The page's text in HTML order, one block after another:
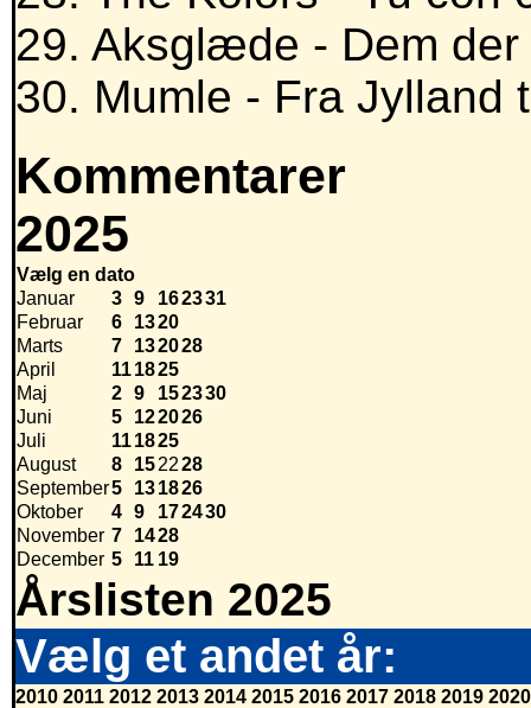
29. Aksglæde - Dem
30. Mumle - Fra Jylland
Kommentarer
2025
Vælg en dato
Januar
3 9 162331
Februar
6 1320
Marts
7 132028
April
111825
Maj
2 9 152330
Juni
5 122026
Juli
111825
August
8 152228
September5 131826
Oktober
4 9 172430
November 7 1428
December 5 11 19
Årslisten 2025
Vælg et andet år:
2010 2011 2012 2013 2014 2015 2016 2017 2018 2019 2020